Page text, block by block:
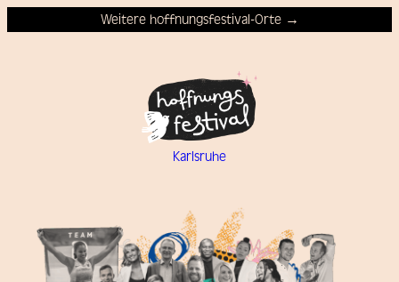
Weitere hoffnungsfestival-Orte →
Karlsruhe